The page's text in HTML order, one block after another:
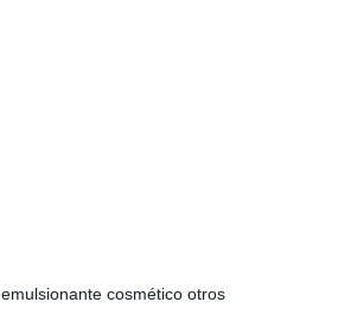
cosmético otros